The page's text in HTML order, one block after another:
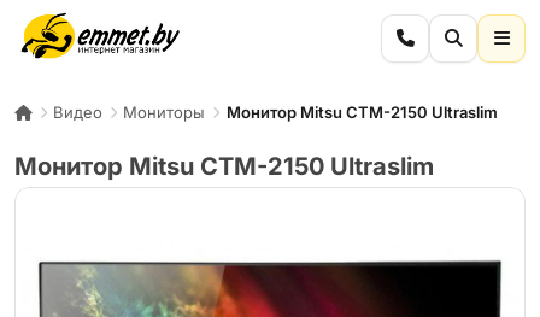
Видео Мониторы Монитор Mitsu CTM-2150 Ultraslim
Монитор Mitsu CTM-2150 Ultraslim